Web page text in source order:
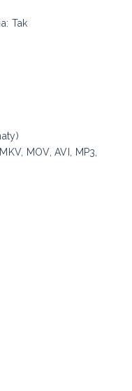
Tak
MOV, AVI, MP3,